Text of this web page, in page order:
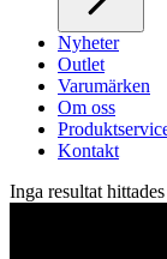
Nyheter
Outlet
Varumärken
Om oss
Kontakt
Inga resultat hittades